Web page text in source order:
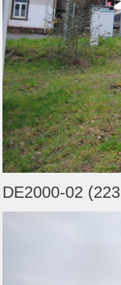
DE2000-02